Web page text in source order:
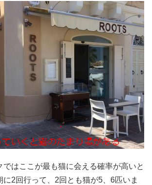
ではここが最も猫に会える確率が高いと
に2回行って、2回とも猫が5、6匹いま